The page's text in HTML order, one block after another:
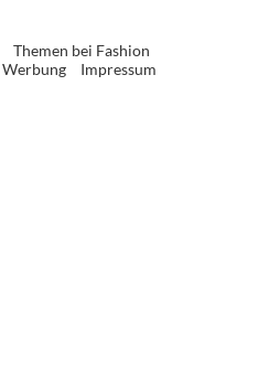
Themen bei Fashion
Werbung
Impressum